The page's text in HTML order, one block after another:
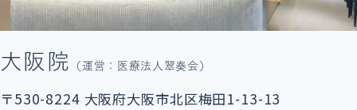
大阪院 （運営：医療法人翠奏会）
〒530-8224 大阪府大阪市北区梅田1-13-13